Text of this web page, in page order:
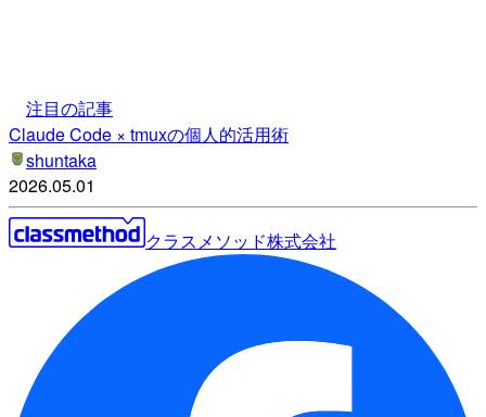
注目の記事
Claude Code × tmuxの個人的活用術
shuntaka
2026.05.01
クラスメソッド株式会社